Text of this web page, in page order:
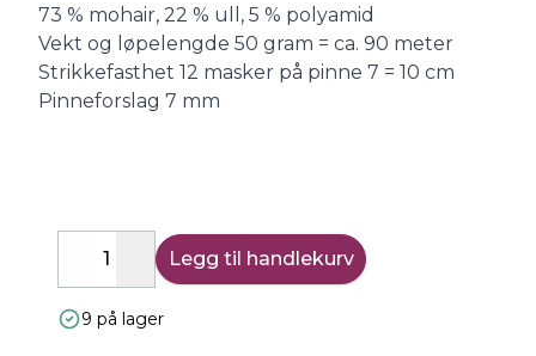
Description
73 % mohair, 22 % ull, 5 % polyamid
Vekt og løpelengde 50 gram = ca. 90 meter
Strikkefasthet 12 masker på pinne 7 = 10 cm
Pinneforslag 7 mm
DecreaseIncrease
Legg til handlekurv
9 på lager